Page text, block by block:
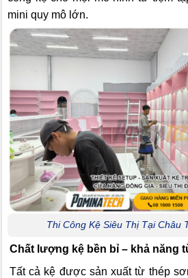
mini quy mô lớn.
Thi Công Kệ Siêu Thị Tại Châu
Chất lượng kệ bền bỉ – khả năng
Tất cả kệ được sản xuất từ thép